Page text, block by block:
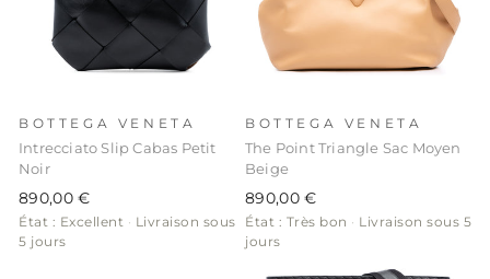
BOTTEGA VENETA
Intrecciato Slip Cabas Petit
Noir
890,00 €
État : Excellent · Livraison sous
5 jours
BOTTEGA VENETA
The Point Triangle Sac Moyen
Beige
890,00 €
État : Très bon · Livraison sous 5
jours